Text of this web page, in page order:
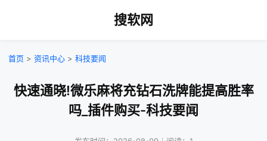
搜软网
首页 > 资讯中心 > 科技要闻
快速通晓!微乐麻将充钻石洗牌能提高胜率
吗_插件购买-科技要闻